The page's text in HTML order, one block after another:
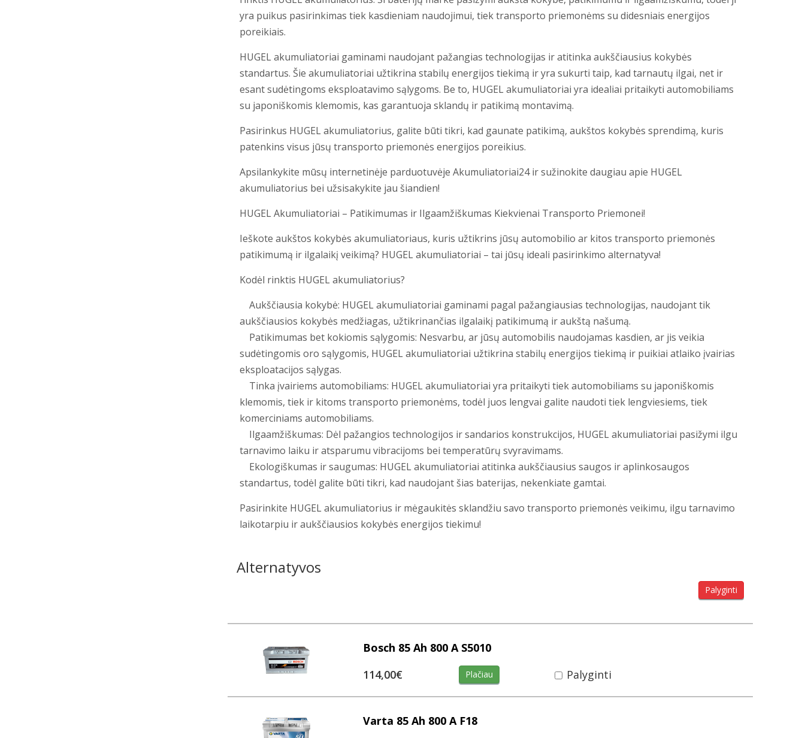
yra puikus pasirinkimas tiek kasdieniam naudojimui, tiek transporto priemonėms su didesniais energijos
poreikiais.
HUGEL akumuliatoriai gaminami naudojant pažangias technologijas ir atitinka aukščiausius kokybės
standartus. Šie akumuliatoriai užtikrina stabilų energijos tiekimą ir yra sukurti taip, kad tarnautų ilgai, net ir
esant sudėtingoms eksploatavimo sąlygoms. Be to, HUGEL akumuliatoriai yra idealiai pritaikyti automobiliams
su japoniškomis klemomis, kas garantuoja sklandų ir patikimą montavimą.
Pasirinkus HUGEL akumuliatorius, galite būti tikri, kad gaunate patikimą, aukštos kokybės sprendimą, kuris
patenkins visus jūsų transporto priemonės energijos poreikius.
Apsilankykite mūsų internetinėje parduotuvėje Akumuliatoriai24 ir sužinokite daugiau apie HUGEL
akumuliatorius bei užsisakykite jau šiandien!
HUGEL Akumuliatoriai – Patikimumas ir Ilgaamžiškumas Kiekvienai Transporto Priemonei!
Ieškote aukštos kokybės akumuliatoriaus, kuris užtikrins jūsų automobilio ar kitos transporto priemonės
patikimumą ir ilgalaikį veikimą? HUGEL akumuliatoriai – tai jūsų ideali pasirinkimo alternatyva!
Kodėl rinktis HUGEL akumuliatorius?
Aukščiausia kokybė: HUGEL akumuliatoriai gaminami pagal pažangiausias technologijas, naudojant tik
aukščiausios kokybės medžiagas, užtikrinančias ilgalaikį patikimumą ir aukštą našumą.
Patikimumas bet kokiomis sąlygomis: Nesvarbu, ar jūsų automobilis naudojamas kasdien, ar jis veikia
sudėtingomis oro sąlygomis, HUGEL akumuliatoriai užtikrina stabilų energijos tiekimą ir puikiai atlaiko įvairias
eksploatacijos sąlygas.
Tinka įvairiems automobiliams: HUGEL akumuliatoriai yra pritaikyti tiek automobiliams su japoniškomis
klemomis, tiek ir kitoms transporto priemonėms, todėl juos lengvai galite naudoti tiek lengviesiems, tiek
komerciniams automobiliams.
Ilgaamžiškumas: Dėl pažangios technologijos ir sandarios konstrukcijos, HUGEL akumuliatoriai pasižymi ilgu
tarnavimo laiku ir atsparumu vibracijoms bei temperatūrų svyravimams.
Ekologiškumas ir saugumas: HUGEL akumuliatoriai atitinka aukščiausius saugos ir aplinkosaugos
standartus, todėl galite būti tikri, kad naudojant šias baterijas, nekenkiate gamtai.
Pasirinkite HUGEL akumuliatorius ir mėgaukitės sklandžiu savo transporto priemonės veikimu, ilgu tarnavimo
laikotarpiu ir aukščiausios kokybės energijos tiekimu!
Alternatyvos
Palyginti
Bosch 85 Ah 800 A S5010
114,00€
Plačiau Palyginti
Varta 85 Ah 800 A F18